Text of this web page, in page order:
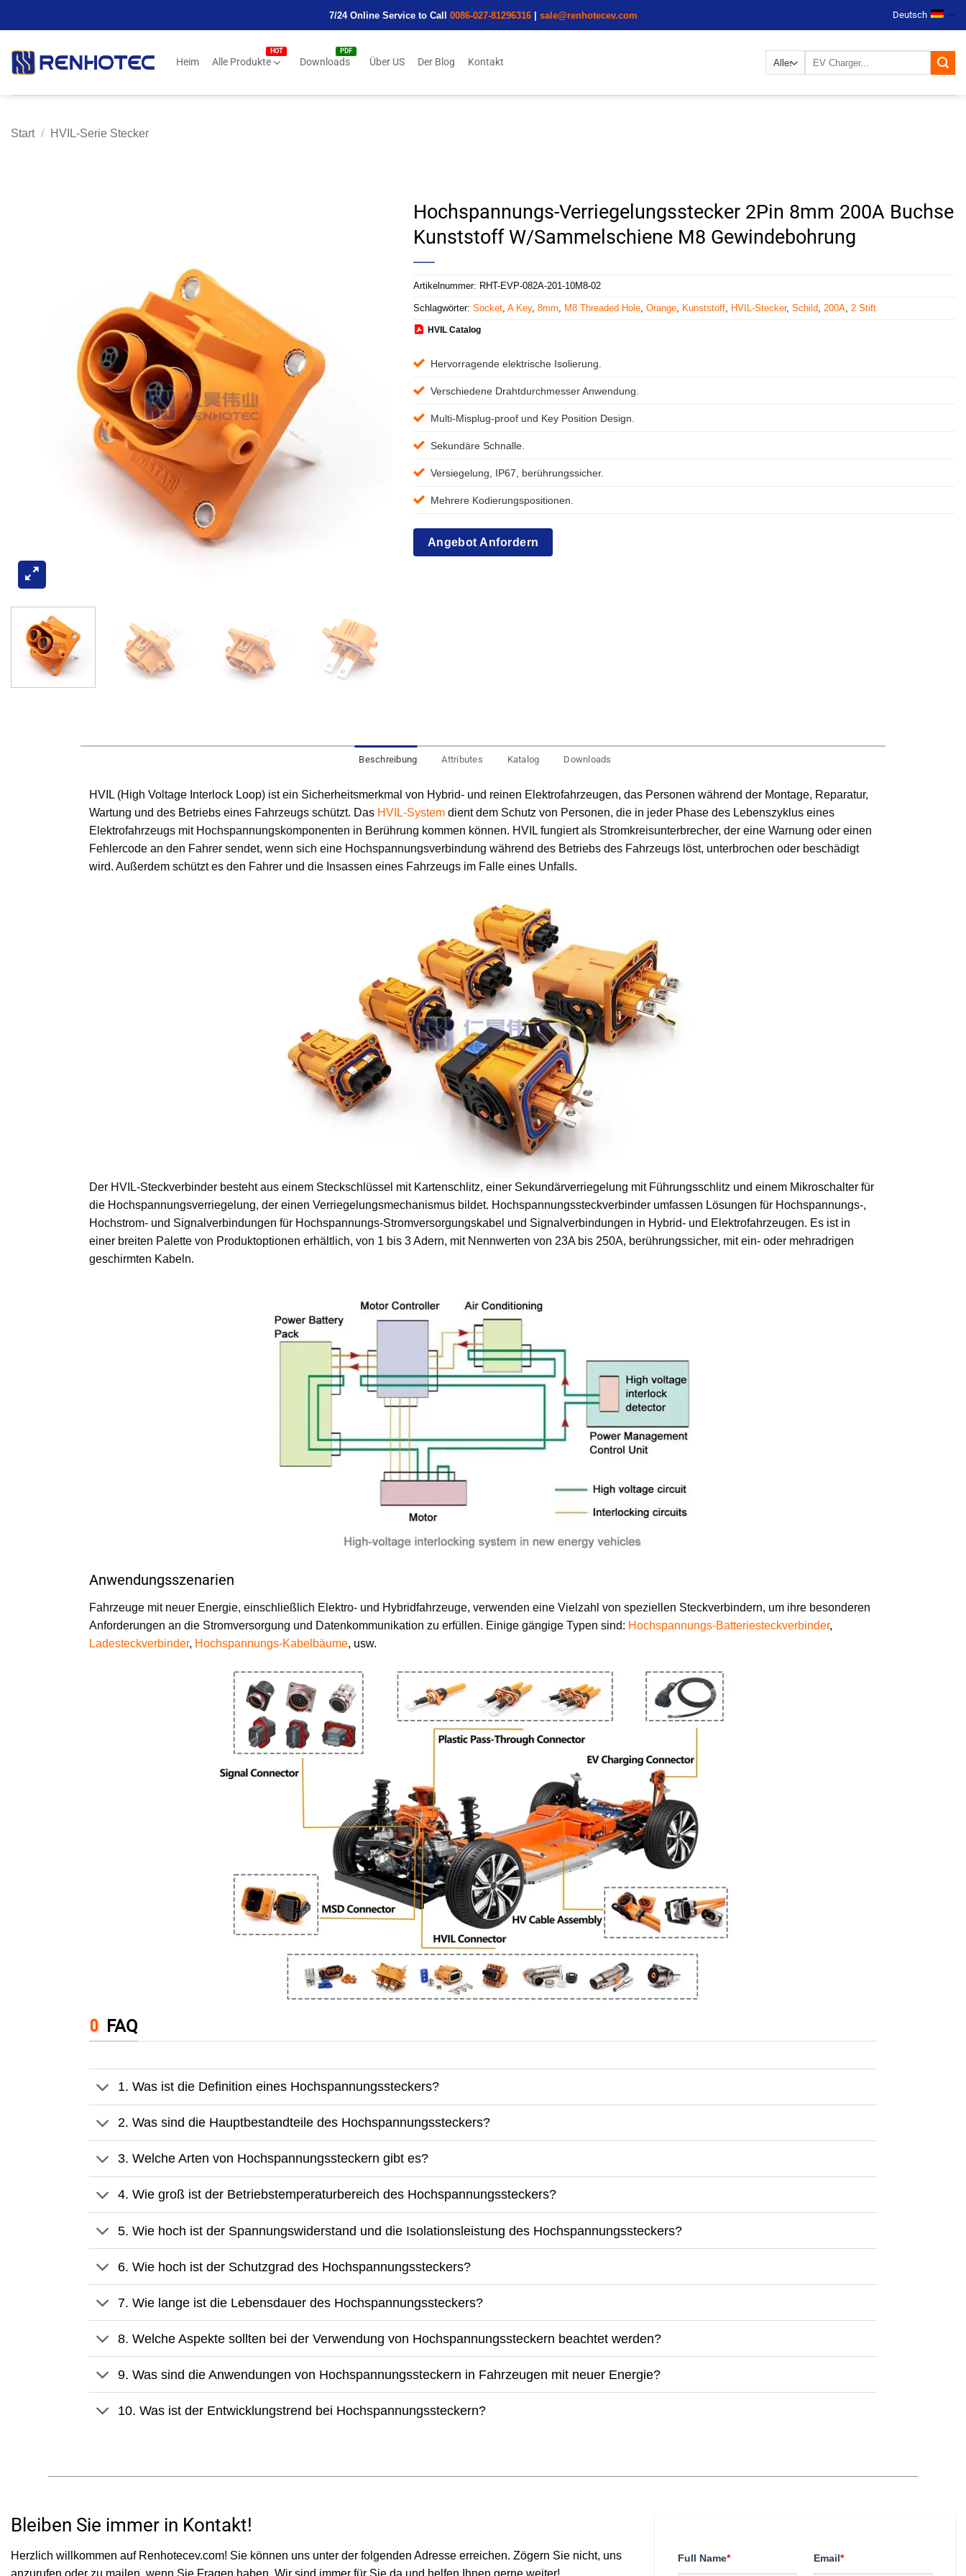
7/24 Online Service to Call 0086-027-81296316| sale@renhotecev.com Deutsch
Heim Alle Produkte Downloads Über US Der Blog Kontakt
Start / HVIL-Serie Stecker
Hochspannungs-Verriegelungsstecker 2Pin 8mm 200A Buchse
Kunststoff W/Sammelschiene M8 Gewindebohrung
Artikelnummer: RHT-EVP-082A-201-10M8-02
Schlagwörter: Socket A Key, 8mm M8 Threaded Hole Orange Kunststoff HVIL-Stecker, Schild 200A 2 Stift
HVIL Catalog
Hervorragende elektrische Isolierung.
Verschiedene Drahtdurchmesser Anwendung.
Multi-Misplug-proof und Key Position Design.
Sekundäre Schnalle.
Versiegelung, IP67, berührungssicher.
Mehrere Kodierungspositionen.
Angebot Anfordern
Beschreibung Attributes Katalog Downloads
HVIL (High Voltage Interlock Loop) ist ein Sicherheitsmerkmal von Hybrid- und reinen Elektrofahrzeugen, das Personen während der Montage, Reparatur,
Wartung und des Betriebs eines Fahrzeugs schützt. Das HVIL-System dient dem Schutz von Personen, die in jeder Phase des Lebenszyklus eines
Elektrofahrzeugs mit Hochspannungskomponenten in Berührung kommen können. HVIL fungiert als Stromkreisunterbrecher, der eine Warnung oder einen
Fehlercode an den Fahrer sendet, wenn sich eine Hochspannungsverbindung während des Betriebs des Fahrzeugs löst, unterbrochen oder beschädigt
wird. Außerdem schützt es den Fahrer und die Insassen eines Fahrzeugs im Falle eines Unfalls.
Der HVIL-Steckverbinder besteht aus einem Steckschlüssel mit Kartenschlitz, einer Sekundärverriegelung mit Führungsschlitz und einem Mikroschalter für
die Hochspannungsverriegelung, der einen Verriegelungsmechanismus bildet. Hochspannungssteckverbinder umfassen Lösungen für Hochspannungs-,
Hochstrom- und Signalverbindungen für Hochspannungs-Stromversorgungskabel und Signalverbindungen in Hybrid- und Elektrofahrzeugen. Es ist in
einer breiten Palette von Produktoptionen erhältlich, von 1 bis 3 Adern, mit Nennwerten von 23A bis 250A, berührungssicher, mit ein- oder mehradrigen
geschirmten Kabeln.
Anwendungsszenarien
Fahrzeuge mit neuer Energie, einschließlich Elektro- und Hybridfahrzeuge, verwenden eine Vielzahl von speziellen Steckverbindern, um ihre besonderen
Anforderungen an die Stromversorgung und Datenkommunikation zu erfüllen. Einige gängige Typen sind: Hochspannungs-Batteriesteckverbinder,
Ladesteckverbinder, Hochspannungs-Kabelbäume, usw.
FAQ
1. Was ist die Definition eines Hochspannungssteckers?
2. Was sind die Hauptbestandteile des Hochspannungssteckers?
3. Welche Arten von Hochspannungssteckern gibt es?
4. Wie groß ist der Betriebstemperaturbereich des Hochspannungssteckers?
5. Wie hoch ist der Spannungswiderstand und die Isolationsleistung des Hochspannungssteckers?
6. Wie hoch ist der Schutzgrad des Hochspannungssteckers?
7. Wie lange ist die Lebensdauer des Hochspannungssteckers?
8. Welche Aspekte sollten bei der Verwendung von Hochspannungssteckern beachtet werden?
9. Was sind die Anwendungen von Hochspannungssteckern in Fahrzeugen mit neuer Energie?
10. Was ist der Entwicklungstrend bei Hochspannungssteckern?
Bleiben Sie immer in Kontakt!
Herzlich willkommen auf Renhotecev.com! Sie können uns unter der folgenden Adresse erreichen. Zögern Sie nicht, uns
anzurufen oder zu mailen, wenn Sie Fragen haben. Wir sind immer für Sie da und helfen Ihnen gerne weiter!
Full Name* Email*